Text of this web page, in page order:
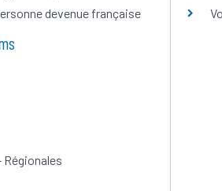
devenue française